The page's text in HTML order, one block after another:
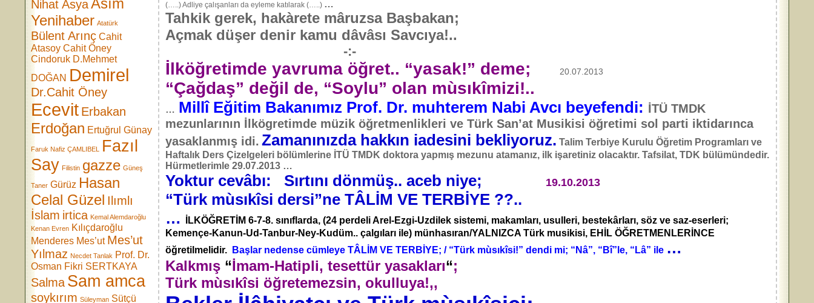
Nihat AsyaAsım
Yenihaber Atatürk
Bülent Arınç Cahit
Atasoy Cahit Öney
Cindoruk D.Mehmet
DOĞAN Demirel
Dr.Cahit Öney
Ecevit Erbakan
Erdoğan Ertuğrul Günay
Faruk Nafiz ÇAMLIBEL
Fazıl
Say Filistin gazze Güneş
Taner Gürüz Hasan
Celal Güzel Ilımlı
İslam irtica Kemal Alemdaroğlu
Kenan Evren Kılıçdaroğlu
Menderes Mes’ut Mes’ut
Yılmaz Necdet Tanlak Prof. Dr.
Osman Fikri SERTKAYA
Salma Sam amca
soykırım Süleyman Sütçü
(…..) Adliye çalışanları da eyleme katılarak (…..) …
Tahkik gerek, hakàrete mâruzsa Başbakan;
Açmak düşer denir kamu dâvâsı Savcıya!..
-:-
İlköğretimde yavruma öğret.. “yasak!” deme; 20.07.2013
“Çağdaş” değil de, “Soylu” olan mùsıkîmizi!..
… Millî Eğitim Bakanımız Prof. Dr. muhterem Nabi Avcı beyefendi: İTÜ TMDK
mezunlarının İlkögretimde müzik öğretmenlikleri ve Türk San’at Musikisi öğretimi sol parti iktidarınca
yasaklanmış idi. Zamanınızda hakkın iadesini bekliyoruz. Talim Terbiye Kurulu Öğretim Programları ve
Haftalık Ders Çizelgeleri bölümlerine İTÜ TMDK doktora yapmış mezunu atamanız, ilk işaretiniz olacaktır. Tafsilat, TDK bülümündedir.
Hürmetlerimle 29.07.2013 …
Yoktur cevâbı: Sırtını dönmüş.. aceb niye; 19.10.2013
“Türk mùsıkîsi dersi”ne TÂLİM VE TERBİYE ??..
…
İLKÖĞRETİM 6-7-8. sınıflarda, (24 perdeli Arel-Ezgi-Uzdilek sistemi, makamları, usulleri, bestekârları, söz ve saz-eserleri;
Kemençe-Kanun-Ud-Tanbur-Ney-Kudüm.. çalgıları ile) münhasıran/YALNIZCA Türk musikisi, EHİL ÖĞRETMENLERİNCE
öğretilmelidir.
Başlar nedense cümleye TÂLİM VE TERBİYE; / “Türk mùsıkîsi!” dendi mi; “Nâ”, “Bî”le, “Lâ” ile …
Kalkmış “İmam-Hatipli, tesettür yasakları“;
Türk mùsıkîsi öğretemezsin, okulluya!,,